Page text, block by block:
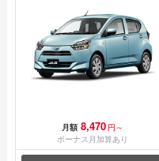
月額 8,470 円～
ボーナス月加算あり